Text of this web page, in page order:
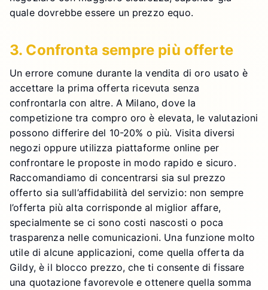
quale dovrebbe essere un prezzo equo.
3. Confronta sempre più offerte
Un errore comune durante la vendita di oro usato è
accettare la prima offerta ricevuta senza
confrontarla con altre. A Milano, dove la
competizione tra compro oro è elevata, le valutazioni
possono differire del 10-20% o più. Visita diversi
negozi oppure utilizza piattaforme online per
confrontare le proposte in modo rapido e sicuro.
Raccomandiamo di concentrarsi sia sul prezzo
offerto sia sull’affidabilità del servizio: non sempre
l’offerta più alta corrisponde al miglior affare,
specialmente se ci sono costi nascosti o poca
trasparenza nelle comunicazioni. Una funzione molto
utile di alcune applicazioni, come quella offerta da
Gildy, è il blocco prezzo, che ti consente di fissare
una quotazione favorevole e ottenere quella somma